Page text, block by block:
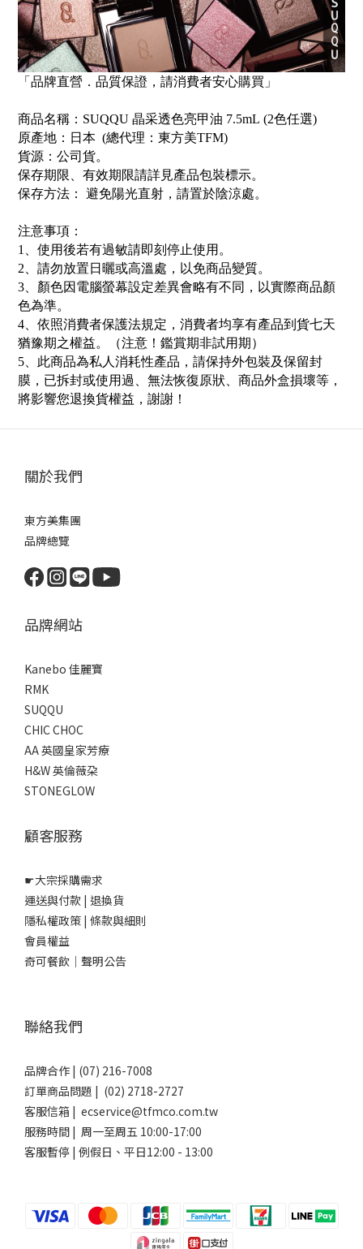
「品牌直營．品質保證，請消費者安心購買」
商品名稱：SUQQU 晶采透色亮甲油 7.5mL (2色任選)
原產地：日本 (總代理：東方美TFM)
貨源：公司貨。
保存期限 、有效期限請詳見產品包裝標示。
保存方法： 避免陽光直射，請置於陰涼處。
注意事項：
1
、使用後若有過敏請即刻停止使用。
2 、請勿放置日曬或高溫處，以免商品變質。
3 、顏色因電腦螢幕設定差異會略有不同，以實際商品顏
色為準。
4 、依照消費者保護法規定，消費者均享有產品到貨七天
猶豫期之權益。（注意！鑑賞期非試用期）
5 、此商品為私人消耗性產品，請保持外包裝及保留封
膜，已拆封或使用過、無法恢復原狀、商品外盒損壞等，
將影響您退換貨權益，謝謝 ！
關於我們
東方美集團
品牌總覽
品牌網站
Kanebo 佳麗寶
RMK
SUQQU
CHIC CHOC
AA 英國皇家芳療
H&W 英倫薇朶
STONEGLOW
顧客服務
☛大宗採購需求
運送與付款 | 退換貨
隱私權政策 | 條款與細則
會員權益
奇可餐飲｜聲明公告
聯絡我們
品牌合作 | (07) 216-7008
訂單商品問題 | (02) 2718-2727
客服信箱 | ecservice@tfmco.com.tw
服務時間 | 周一至周五 10:00-17:00
客服暫停 | 例假日、平日12:00 - 13:00